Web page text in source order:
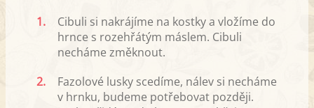
1.
Cibuli si nakrájíme na kostky a vložíme do
hrnce s rozehřátým máslem. Cibuli
necháme změknout.
2.
Fazolové lusky scedíme, nálev si necháme
v hrnku, budeme potřebovat později.